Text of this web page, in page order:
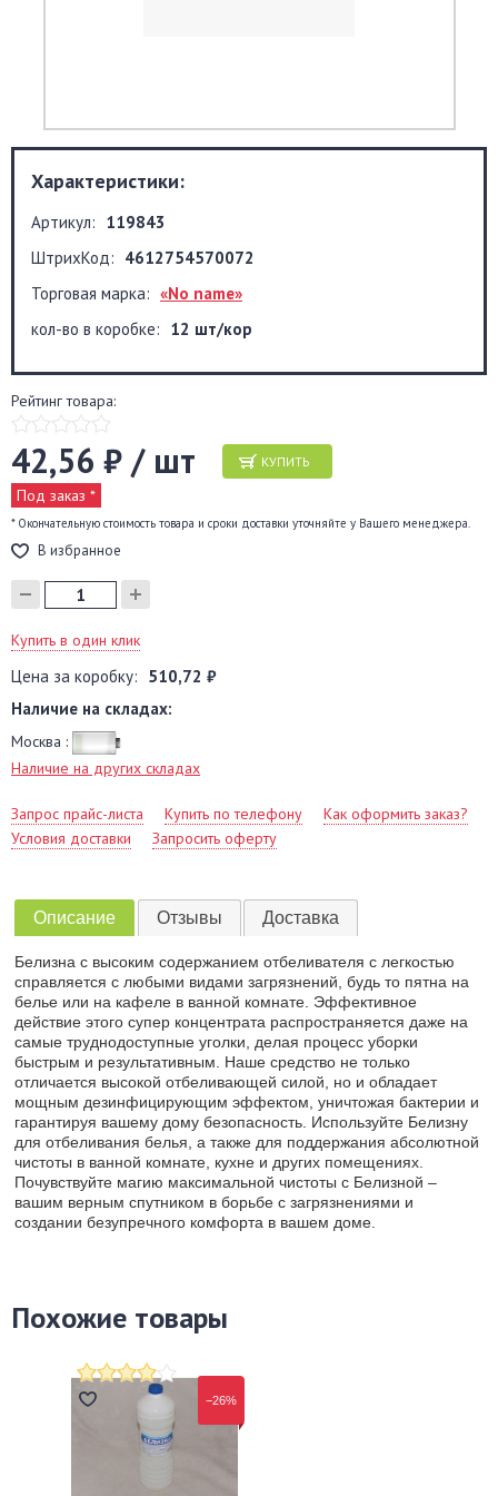
Характеристики:
Артикул: 119843
ШтрихКод: 4612754570072
Торговая марка: «No name»
кол-во в коробке: 12 шт/кор
Рейтинг товара:
42,56 ₽ / шт КУПИТЬ
Под заказ *
* Окончательную стоимость товара и сроки доставки уточняйте у Вашего менеджера.
В избранное
Купить в один клик
Цена за коробку: 510,72 ₽
Наличие на складах:
Москва :
Наличие на других складах
Запрос прайс-листа Купить по телефону
Как оформить заказ?
Условия доставки
Запросить оферту
Описание Отзывы Доставка
Белизна с высоким содержанием отбеливателя с легкостью
справляется с любыми видами загрязнений, будь то пятна на
белье или на кафеле в ванной комнате. Эффективное
действие этого супер концентрата распространяется даже на
самые труднодоступные уголки, делая процесс уборки
быстрым и результативным. Наше средство не только
отличается высокой отбеливающей силой, но и обладает
мощным дезинфицирующим эффектом, уничтожая бактерии и
гарантируя вашему дому безопасность. Используйте Белизну
для отбеливания белья, а также для поддержания абсолютной
чистоты в ванной комнате, кухне и других помещениях.
Почувствуйте магию максимальной чистоты с Белизной –
вашим верным спутником в борьбе с загрязнениями и
создании безупречного комфорта в вашем доме.
Похожие товары
−26%